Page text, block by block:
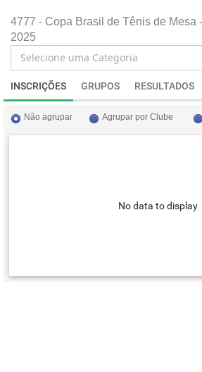
4777 - Copa Brasil de Tênis de Mesa
2025
INSCRIÇÕES GRUPOS RESULTADOS
Não agrupar Agrupar por Clube
No data to display